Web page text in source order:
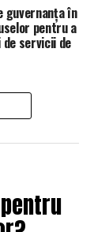
să
|
guvernanța în
pentru a
servicii de